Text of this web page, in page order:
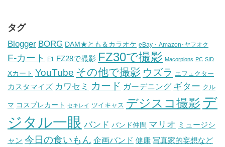
タグ
Blogger BORG DAM★とも＆カラオケ eBay・Amazon･ヤフオク
F-カート F1 FZ28で撮影 FZ30で撮影 Macorpions PC SID
Xカート YouTube その他で撮影 ウズラ エフェクター
カスタマイズ カワセミ カード ガーデニング ギター クル
マ コスプレカート セキレイ ツイキャス デジスコ撮影 デ
ジタル一眼 バンド バンド仲間 マリオ ミュージシ
ャン 今日の食いもん 企画バンド 健康 写真家的妄想など